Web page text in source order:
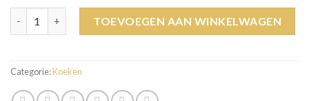
TOEVOEGEN AAN WINKELWAGEN
Categorie:Koeken